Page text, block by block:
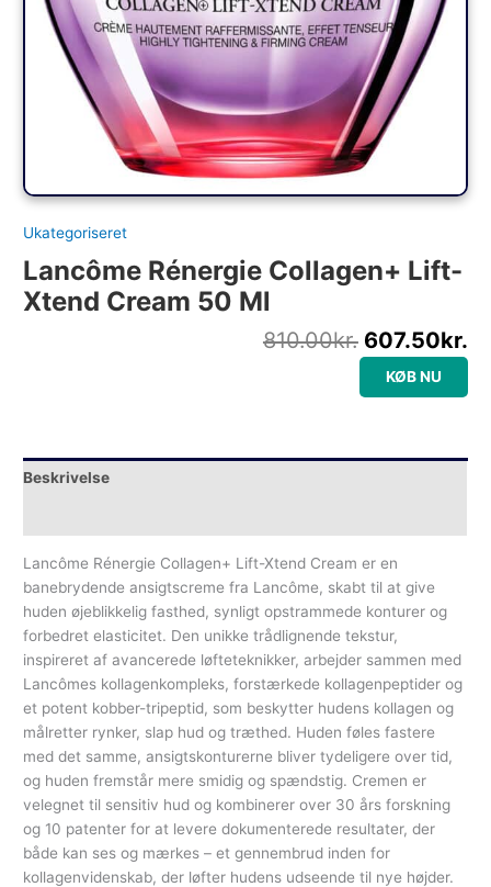
Ukategoriseret
Lancôme Rénergie Collagen+ Lift-
Xtend Cream 50 Ml
810.00kr. 607.50kr.
KØB NU
Beskrivelse
Lancôme Rénergie Collagen+ Lift-Xtend Cream er en
banebrydende ansigtscreme fra Lancôme, skabt til at give
huden øjeblikkelig fasthed, synligt opstrammede konturer og
forbedret elasticitet. Den unikke trådlignende tekstur,
inspireret af avancerede løfteteknikker, arbejder sammen med
Lancômes kollagenkompleks, forstærkede kollagenpeptider og
et potent kobber-tripeptid, som beskytter hudens kollagen og
målretter rynker, slap hud og træthed. Huden føles fastere
med det samme, ansigtskonturerne bliver tydeligere over tid,
og huden fremstår mere smidig og spændstig. Cremen er
velegnet til sensitiv hud og kombinerer over 30 års forskning
og 10 patenter for at levere dokumenterede resultater, der
både kan ses og mærkes – et gennembrud inden for
kollagenvidenskab, der løfter hudens udseende til nye højder.